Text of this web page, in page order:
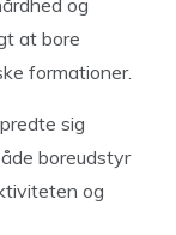
og
at bore
formationer.
sig
boreudstyr
og